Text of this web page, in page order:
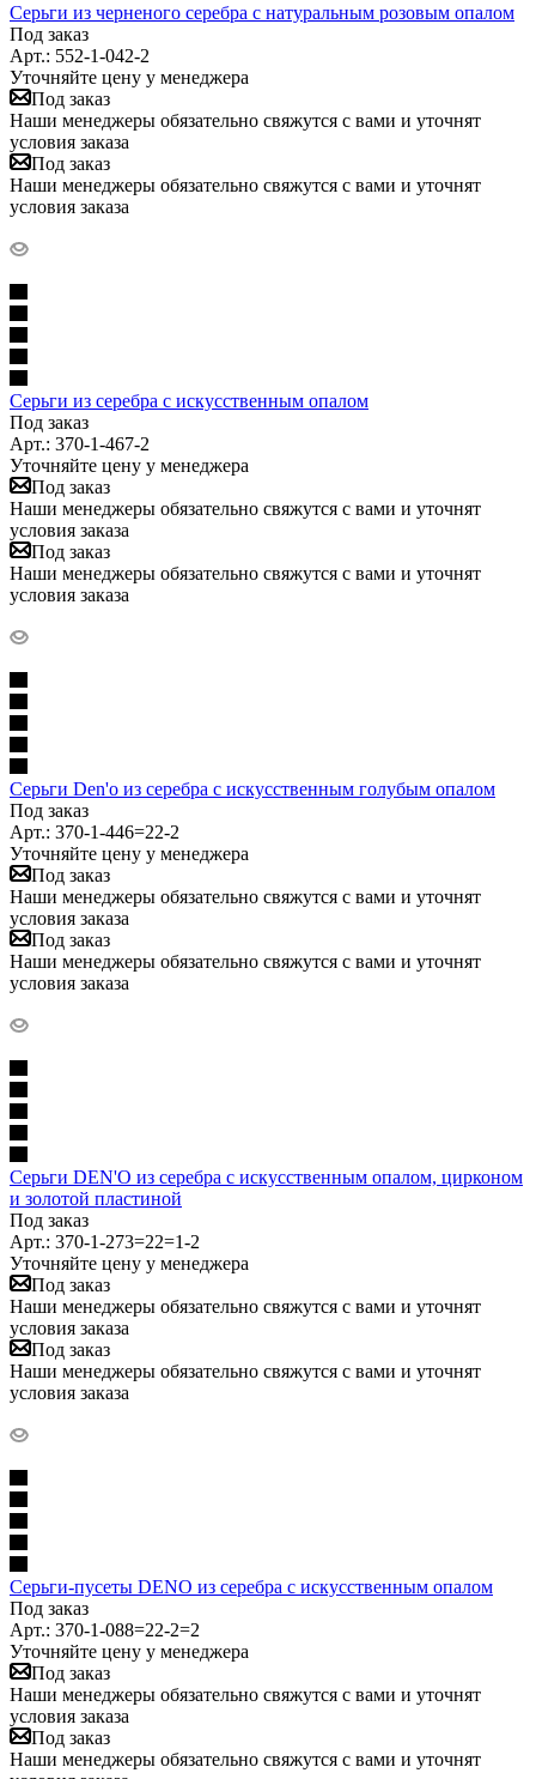
Серьги из черненого серебра с натуральным розовым опалом
Под заказ
Арт.: 552-1-042-2
Уточняйте цену у менеджера
Под заказ
Наши менеджеры обязательно свяжутся с вами и уточнят
условия заказа
Под заказ
Наши менеджеры обязательно свяжутся с вами и уточнят
условия заказа
Серьги из серебра с искусственным опалом
Под заказ
Арт.: 370-1-467-2
Уточняйте цену у менеджера
Под заказ
Наши менеджеры обязательно свяжутся с вами и уточнят
условия заказа
Под заказ
Наши менеджеры обязательно свяжутся с вами и уточнят
условия заказа
Серьги Den'o из серебра с искусственным голубым опалом
Под заказ
Арт.: 370-1-446=22-2
Уточняйте цену у менеджера
Под заказ
Наши менеджеры обязательно свяжутся с вами и уточнят
условия заказа
Под заказ
Наши менеджеры обязательно свяжутся с вами и уточнят
условия заказа
Серьги DEN'O из серебра с искусственным опалом, цирконом
и золотой пластиной
Под заказ
Арт.: 370-1-273=22=1-2
Уточняйте цену у менеджера
Под заказ
Наши менеджеры обязательно свяжутся с вами и уточнят
условия заказа
Под заказ
Наши менеджеры обязательно свяжутся с вами и уточнят
условия заказа
Серьги-пусеты DENO из серебра с искусственным опалом
Под заказ
Арт.: 370-1-088=22-2=2
Уточняйте цену у менеджера
Под заказ
Наши менеджеры обязательно свяжутся с вами и уточнят
условия заказа
Под заказ
Наши менеджеры обязательно свяжутся с вами и уточнят